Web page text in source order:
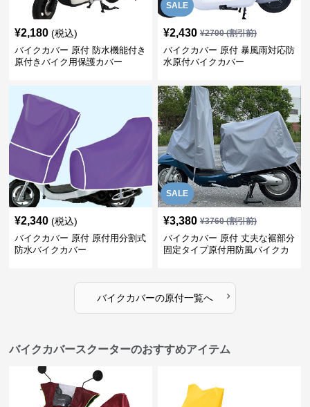
¥2,180 (税込)
バイクカバー 原付 防水機能付き
原付きバイク用保護カバー
SALE
¥2,430 ¥2700(割引前)
バイクカバー 原付 暴風雨対応防
水原付バイクカバー
¥2,340 (税込)
バイクカバー 原付 原付用分割式
防水バイクカバー
SALE
¥3,380 ¥3760(割引前)
バイクカバー 原付 丈夫な裾部分
固定タイプ原付用防風バイクカ
バイクカバーの原付一覧へ ›
バイクカバースクーターのおすすめアイテム